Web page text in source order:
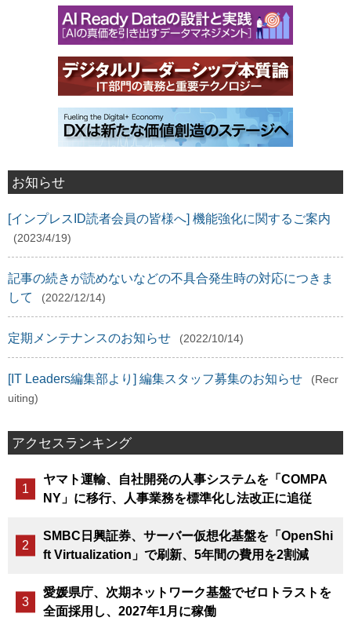
お知らせ
[インプレスID読者会員の皆様へ] 機能強化に関するご案内
(2023/4/19)
記事の続きが読めないなどの不具合発生時の対応につきま
して
(2022/12/14)
定期メンテナンスのお知らせ (2022/10/14)
[IT Leaders編集部より] 編集スタッフ募集のお知らせ
(Recr
uiting)
アクセスランキング
ヤマト運輸、自社開発の人事システムを「COMPA
NY」に移行、人事業務を標準化し法改正に追従
SMBC日興証券、サーバー仮想化基盤を「OpenShi
ft Virtualization」で刷新、5年間の費用を2割減
愛媛県庁、次期ネットワーク基盤でゼロトラストを
全面採用し、2027年1月に稼働